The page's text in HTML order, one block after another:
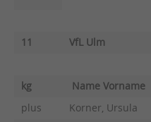
11 VfL Ulm
kg Name Vorname
plus
Korner, Ursula